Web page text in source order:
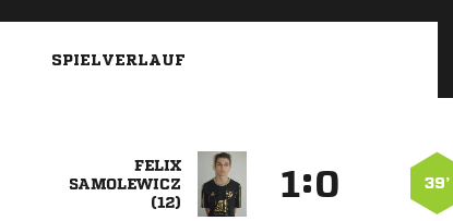
SPIELVERLAUF



: 39’